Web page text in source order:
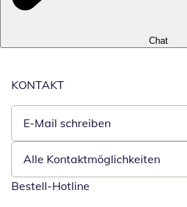
Chat
KONTAKT
E-Mail schreiben
Öffnet E-Mail-Client
Alle Kontaktmöglichkeiten
Bestell-Hotline